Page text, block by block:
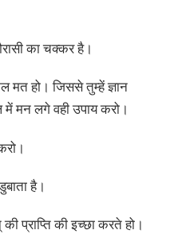
का चक्कर है।
मत हो। जिससे तुम्हें ज्ञान
मन लगे वही उपाय करो।
है।
प्राप्ति की इच्छा करते हो।